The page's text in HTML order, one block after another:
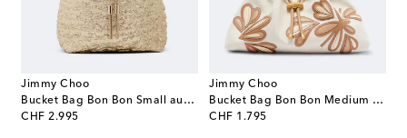
Jimmy Choo
Bucket Bag Bon Bon Small aus Lurex®
CHF 2.995
original price
Jimmy Choo
Bucket Bag Bon Bon Medium mit Leder
CHF 1.795
original price